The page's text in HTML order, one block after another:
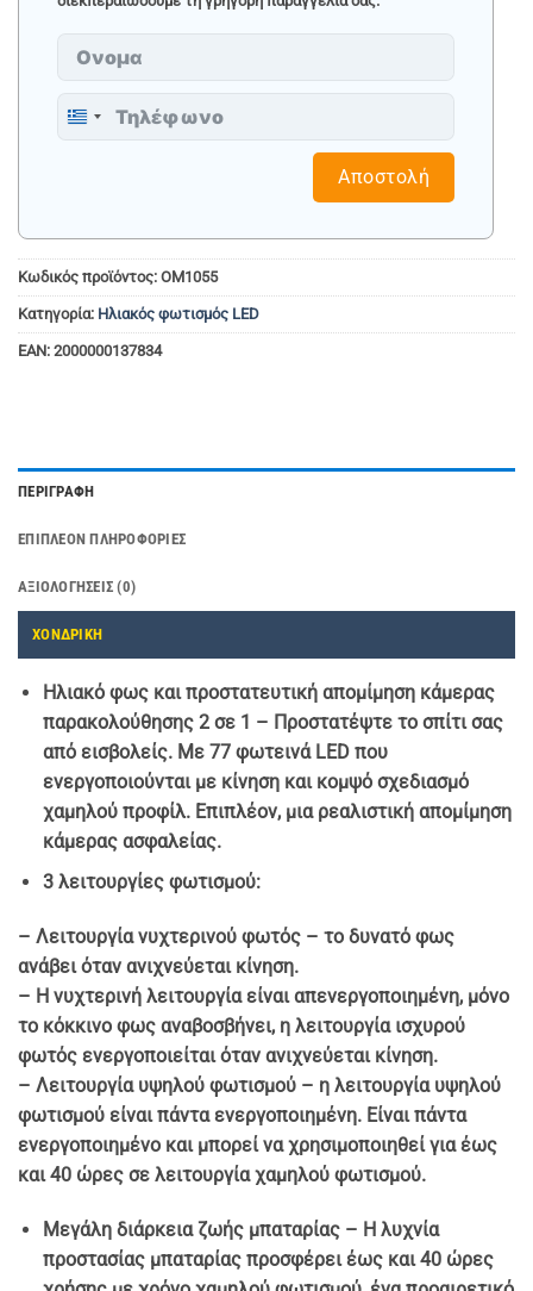
Greece
Αποστολή
Κωδικός προϊόντος: OM1055
Κατηγορία: Ηλιακός φωτισμός LED
EAN: 2000000137834
ΠΕΡΙΓΡΑΦΉ
ΕΠΙΠΛΈΟΝ ΠΛΗΡΟΦΟΡΊΕΣ
ΑΞΙΟΛΟΓΉΣΕΙΣ (0)
ΧΟΝΔΡΙΚΗ
Ηλιακό φως και προστατευτική απομίμηση κάμερας
παρακολούθησης 2 σε 1 – Προστατέψτε το σπίτι σας
από εισβολείς. Με 77 φωτεινάLED που
ενεργοποιούνται με κίνηση και κομψό σχεδιασμό
χαμηλού προφίλ. Επιπλέον, μια ρεαλιστική απομίμηση
κάμερας ασφαλείας.
3 λειτουργίες φωτισμού:
– Λειτουργία νυχτερινού φωτός – το δυνατό φως
ανάβει όταν ανιχνεύεται κίνηση.
– Η νυχτερινή λειτουργία είναι απενεργοποιημένη, μόνο
το κόκκινο φως αναβοσβήνει, η λειτουργία ισχυρού
φωτός ενεργοποιείται όταν ανιχνεύεται κίνηση.
– Λειτουργία υψηλού φωτισμού – η λειτουργία υψηλού
φωτισμού είναι πάντα ενεργοποιημένη. Είναι πάντα
ενεργοποιημένο και μπορεί να χρησιμοποιηθεί για έως
και 40 ώρες σε λειτουργία χαμηλού φωτισμού.
Μεγάλη διάρκεια ζωής μπαταρίας – Η λυχνία
προστασίας μπαταρίας προσφέρει έως και 40 ώρες